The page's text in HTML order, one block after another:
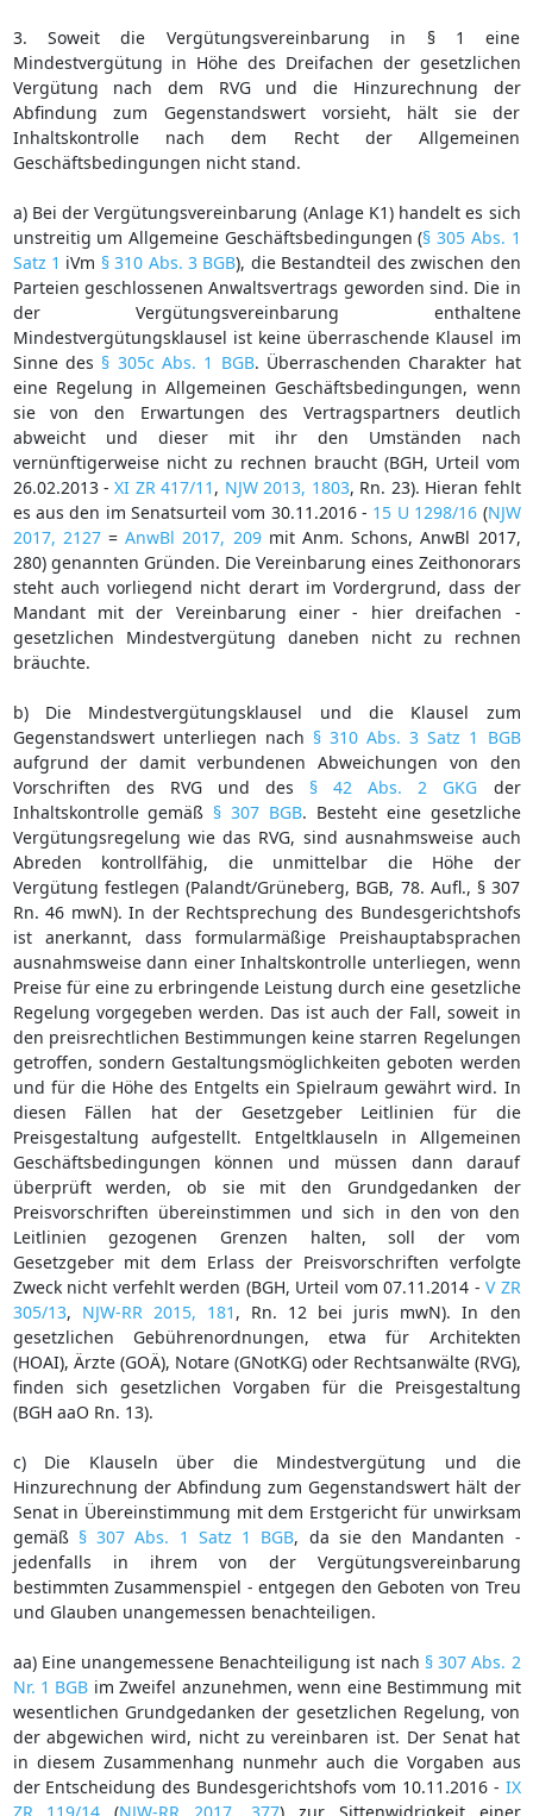
3. Soweit die Vergütungsvereinbarung in § 1 eine
Mindestvergütung in Höhe des Dreifachen der gesetzlichen
Vergütung nach dem RVG und die Hinzurechnung der
Abfindung zum Gegenstandswert vorsieht, hält sie der
Inhaltskontrolle nach dem Recht der Allgemeinen
Geschäftsbedingungen nicht stand.
a) Bei der Vergütungsvereinbarung (Anlage K1) handelt es sich
unstreitig um Allgemeine Geschäftsbedingungen (§ 305 Abs. 1
Satz 1 iVm § 310 Abs. 3 BGB), die Bestandteil des zwischen den
Parteien geschlossenen Anwaltsvertrags geworden sind. Die in
der Vergütungsvereinbarung enthaltene
Mindestvergütungsklausel ist keine überraschende Klausel im
Sinne des § 305c Abs. 1 BGB. Überraschenden Charakter hat
eine Regelung in Allgemeinen Geschäftsbedingungen, wenn
sie von den Erwartungen des Vertragspartners deutlich
abweicht und dieser mit ihr den Umständen nach
vernünftigerweise nicht zu rechnen braucht (BGH, Urteil vom
26.02.2013 -XI ZR 417/11 , NJW 2013, 1803, Rn. 23). Hieran fehlt
es aus den im Senatsurteil vom 30.11.2016 - 15 U 1298/16 (NJW
2017, 2127=AnwBl 2017, 209mit Anm. Schons, AnwBl 2017,
280) genannten Gründen. Die Vereinbarung eines Zeithonorars
steht auch vorliegend nicht derart im Vordergrund, dass der
Mandant mit der Vereinbarung einer - hier dreifachen -
gesetzlichen Mindestvergütung daneben nicht zu rechnen
bräuchte.
b) Die Mindestvergütungsklausel und die Klausel zum
Gegenstandswert unterliegen nach § 310 Abs. 3 Satz 1 BGB
aufgrund der damit verbundenen Abweichungen von den
Vorschriften des RVG und des § 42 Abs. 2 GKG der
Inhaltskontrolle gemäß § 307 BGB. Besteht eine gesetzliche
Vergütungsregelung wie das RVG, sind ausnahmsweise auch
Abreden kontrollfähig, die unmittelbar die Höhe der
Vergütung festlegen (Palandt/Grüneberg, BGB, 78. Aufl., § 307
Rn. 46 mwN). In der Rechtsprechung des Bundesgerichtshofs
ist anerkannt, dass formularmäßige Preishauptabsprachen
ausnahmsweise dann einer Inhaltskontrolle unterliegen, wenn
Preise für eine zu erbringende Leistung durch eine gesetzliche
Regelung vorgegeben werden. Das ist auch der Fall, soweit in
den preisrechtlichen Bestimmungen keine starren Regelungen
getroffen, sondern Gestaltungsmöglichkeiten geboten werden
und für die Höhe des Entgelts ein Spielraum gewährt wird. In
diesen Fällen hat der Gesetzgeber Leitlinien für die
Preisgestaltung aufgestellt. Entgeltklauseln in Allgemeinen
Geschäftsbedingungen können und müssen dann darauf
überprüft werden, ob sie mit den Grundgedanken der
Preisvorschriften übereinstimmen und sich in den von den
Leitlinien gezogenen Grenzen halten, soll der vom
Gesetzgeber mit dem Erlass der Preisvorschriften verfolgte
Zweck nicht verfehlt werden (BGH, Urteil vom 07.11.2014 - V ZR
305/13, NJW-RR 2015, 181 , Rn. 12 bei juris mwN). In den
gesetzlichen Gebührenordnungen, etwa für Architekten
(HOAI), Ärzte (GOÄ), Notare (GNotKG) oder Rechtsanwälte (RVG),
finden sich gesetzlichen Vorgaben für die Preisgestaltung
(BGH aaO Rn. 13).
c) Die Klauseln über die Mindestvergütung und die
Hinzurechnung der Abfindung zum Gegenstandswert hält der
Senat in Übereinstimmung mit dem Erstgericht für unwirksam
gemäß § 307 Abs. 1 Satz 1 BGB, da sie den Mandanten -
jedenfalls in ihrem von der Vergütungsvereinbarung
bestimmten Zusammenspiel - entgegen den Geboten von Treu
und Glauben unangemessen benachteiligen.
aa) Eine unangemessene Benachteiligung ist nach § 307 Abs. 2
Nr. 1 BGB im Zweifel anzunehmen, wenn eine Bestimmung mit
wesentlichen Grundgedanken der gesetzlichen Regelung, von
der abgewichen wird, nicht zu vereinbaren ist. Der Senat hat
in diesem Zusammenhang nunmehr auch die Vorgaben aus
der Entscheidung des Bundesgerichtshofs vom 10.11.2016 - IX
ZR 119/14 (NJW-RR 2017, 377) zur Sittenwidrigkeit einer